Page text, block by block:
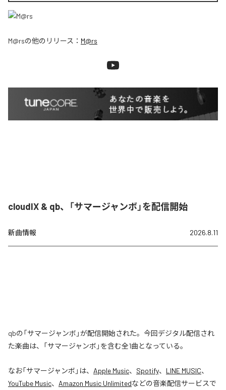
M@rsの他のリリース： M@rs
cloudIX & qb、「サマージャンボ」を配信開始
新曲情報 2026.8.11
qbの「サマージャンボ」が配信開始された。今回デジタル配信され
た楽曲は、「サマージャンボ」を含む全1曲となっている。
なお「サマージャンボ 」は、 Apple Music、 Spotify、 LINE MUSIC、
YouTube Music、 Amazon Music Unlimitedなどの音楽配信サービスで